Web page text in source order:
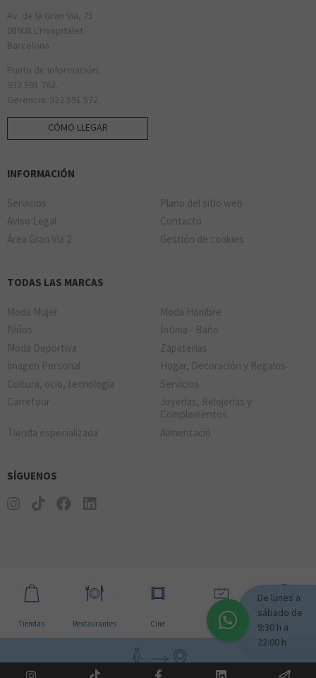
Av. de la Gran Via, 75
08908 L'Hospitalet
Barcelona
Punto de Información:
932 591 762.
Gerencia: 932 591 572.
CÓMO LLEGAR
INFORMACIÓN
Servicios
Plano del sitio web
Aviso Legal
Contacto
Área Gran Via 2
Gestión de cookies
TODAS LAS MARCAS
Moda Mujer
Moda Hombre
Niños
Íntima - Baño
Moda Deportiva
Zapaterías
Imagen Personal
Hogar, Decoración y Regalos
Cultura, ocio, tecnologia
Servicios
Carrefour
Joyerías, Relojerías y
Complementos
Tienda especializada
Alimentació
SÍGUENOS
Tiendas Restaurantes Cine Noticias Horarios
De lunes a
sábado de
9:30 h a
22:00 h